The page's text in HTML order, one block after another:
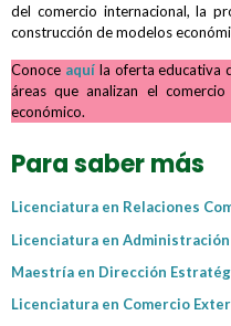
del comercio internacional, la
construcción de modelos
Conoce aquíla oferta educativa
áreas que analizan el
económico.
Para saber más
Licenciatura en Relaciones
Licenciatura en
Maestría en Dirección
Licenciatura en Comercio